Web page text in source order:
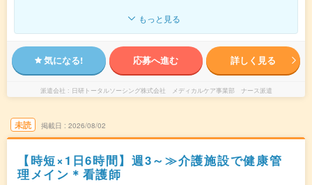
もっと見る
気になる! 応募へ進む 詳しく見る
派遣会社 日研トータルソーシング株式会社 メディカルケア事業部 ナース派遣
未読 掲載日 2026/08/02
【時短×1日6時間】週3～≫介護施設で健康管
理メイン＊看護師